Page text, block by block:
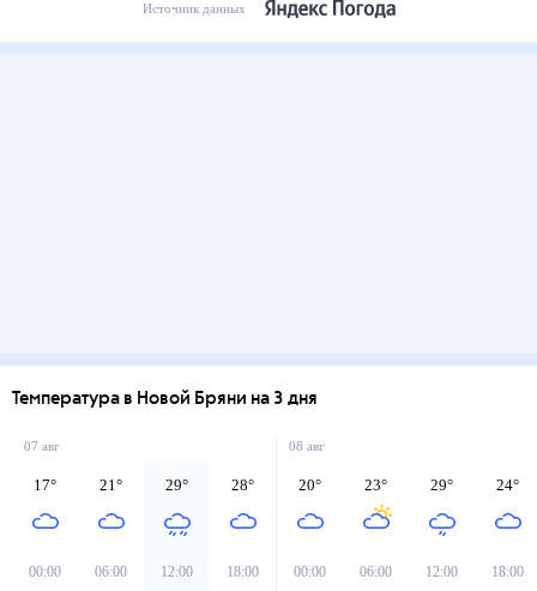
Источник данных
Температура в Новой Бряни на 3 дня
07 авг
17°
00:00
21°
06:00
29°
12:00
28°
18:00
08 авг
20°
00:00
23°
06:00
29°
12:00
24°
18:00